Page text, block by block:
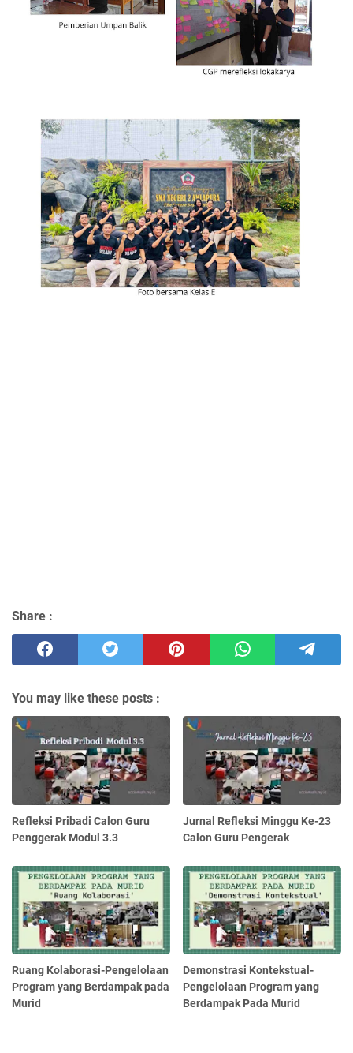
Share :
You may like these posts :
Refleksi Pribadi Calon Guru
Penggerak Modul 3.3
Jurnal Refleksi Minggu Ke-23
Calon Guru Pengerak
Ruang Kolaborasi-Pengelolaan
Program yang Berdampak pada
Murid
Demonstrasi Kontekstual-
Pengelolaan Program yang
Berdampak Pada Murid